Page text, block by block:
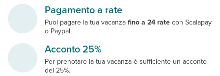
Pagamento a rate
Puoi pagare la tua vacanzafino a 24 ratecon Scalapay
o Paypal.
Acconto 25%
Per prenotare la tua vacanza è sufficiente un acconto
del 25%.